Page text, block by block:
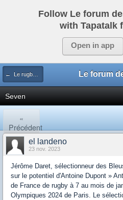
Follow Le forum
with Tapatalk
Open in app
← Le rugby international
Seven
«
Précédent
el landeno
23 nov. 2023
Jérôme Daret, sélectionneur des
sur le potentiel d'Antoine Dupont »
de France de rugby à 7 au mois de
Olympiques 2024 de Paris. Le